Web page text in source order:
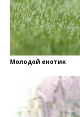
Молодой енотик